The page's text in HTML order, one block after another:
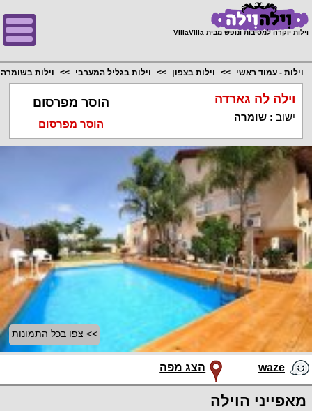
וילות יוקרה למסיבות ונופש מבית VillaVilla
וילות - עמוד ראשי וילות בצפון וילות בגליל המערבי וילות בשומרה
וילה לה גארדה
ישוב :שומרה
הוסר מפרסום
הוסר מפרסום
>> צפו בכל התמונות
waze הצג מפה
מאפייני הוילה